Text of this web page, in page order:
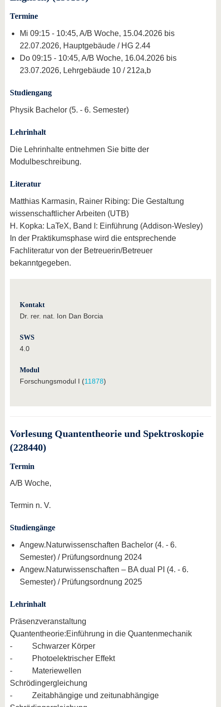
Termine
Mi 09:15 - 10:45, A/B Woche, 15.04.2026 bis
22.07.2026, Hauptgebäude / HG 2.44
Do 09:15 - 10:45, A/B Woche, 16.04.2026 bis
23.07.2026, Lehrgebäude 10 / 212a,b
Studiengang
Physik Bachelor (5. - 6. Semester)
Lehrinhalt
Die Lehrinhalte entnehmen Sie bitte der
Modulbeschreibung.
Literatur
Matthias Karmasin, Rainer Ribing: Die Gestaltung
wissenschaftlicher Arbeiten (UTB)
H. Kopka: LaTeX, Band I: Einführung (Addison-Wesley)
In der Praktikumsphase wird die entsprechende
Fachliteratur von der Betreuerin/Betreuer
bekanntgegeben.
Kontakt
Dr. rer. nat. Ion Dan Borcia
SWS
4.0
Modul
Forschungsmodul I (11878)
Vorlesung Quantentheorie und Spektroskopie
(228440)
Termin
A/B Woche,
Termin n. V.
Studiengänge
Angew.Naturwissenschaften Bachelor (4. - 6.
Semester) / Prüfungsordnung 2024
Angew.Naturwissenschaften – BA dual PI (4. - 6.
Semester) / Prüfungsordnung 2025
Lehrinhalt
Präsenzveranstaltung
Quantentheorie:Einführung in die Quantenmechanik
- Schwarzer Körper
- Photoelektrischer Effekt
- Materiewellen
Schrödingergleichung
- Zeitabhängige und zeitunabhängige